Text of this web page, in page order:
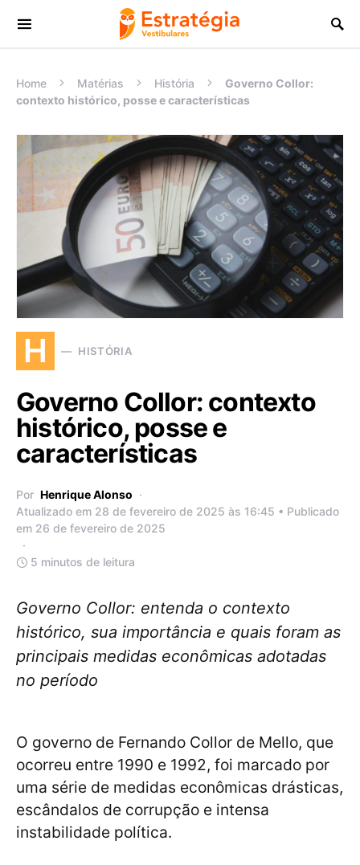
Procurar:
Home Matérias História
Governo Collor:
contexto histórico, posse e características
H HISTÓRIA
Governo Collor: contexto
histórico, posse e
características
Por Henrique Alonso
Atualizado em 28 de fevereiro de 2025 às 16:45 • Publicado
em 26 de fevereiro de 2025
5 minutos de leitura
Governo Collor: entenda o contexto
histórico, sua importância e quais foram as
principais medidas econômicas adotadas
no período
O governo de Fernando Collor de Mello, que
ocorreu entre 1990 e 1992, foi marcado por
uma série de medidas econômicas drásticas,
escândalos de corrupção e intensa
instabilidade política.